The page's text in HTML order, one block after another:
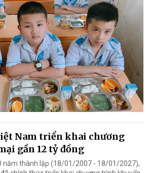
Nam triển khai chương
gần 12 tỷ đồng
năm thành lập (18/01/2007 - 18/01/2027),